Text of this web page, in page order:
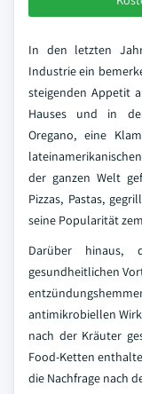
In den letzten
Industrie ein
steigenden Appetit
Hauses und in
Oregano, eine
der ganzen Welt
Pizzas, Pastas,
seine Popularität
Darüber
gesundheitlichen
antimikrobiellen
nach der Kräuter
Food-Ketten
die Nachfrage nach